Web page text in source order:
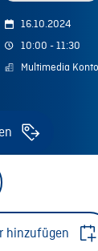
16.10.2024
10:00 - 11:30
Multimedia
hinzufügen